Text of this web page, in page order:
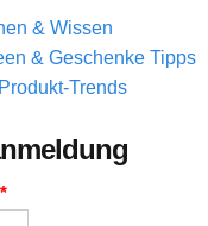
& Wissen
& Geschenke Tipps
Trends
*